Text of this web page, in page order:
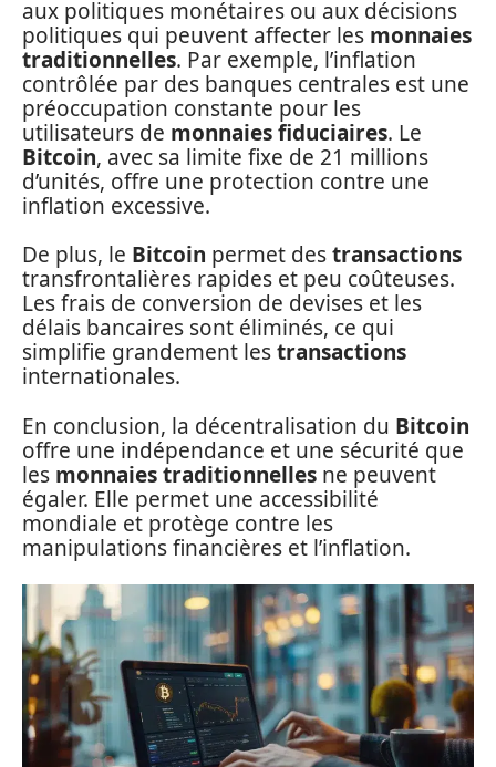
aux politiques monétaires ou aux décisions
politiques qui peuvent affecter les monnaies
traditionnelles. Par exemple, l’inflation
contrôlée par des banques centrales est une
préoccupation constante pour les
utilisateurs de monnaies fiduciaires. Le
Bitcoin, avec sa limite fixe de 21 millions
d’unités, offre une protection contre une
inflation excessive.
De plus, le Bitcoin permet destransactions
transfrontalières rapides et peu coûteuses.
Les frais de conversion de devises et les
délais bancaires sont éliminés, ce qui
simplifie grandement lestransactions
internationales.
En conclusion, la décentralisation du Bitcoin
offre une indépendance et une sécurité que
les monnaies traditionnelles ne peuvent
égaler. Elle permet une accessibilité
mondiale et protège contre les
manipulations financières et l’inflation.